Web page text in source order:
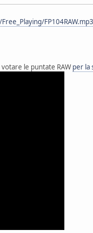
FP104RAW.mp3
votare le puntate RAW per la